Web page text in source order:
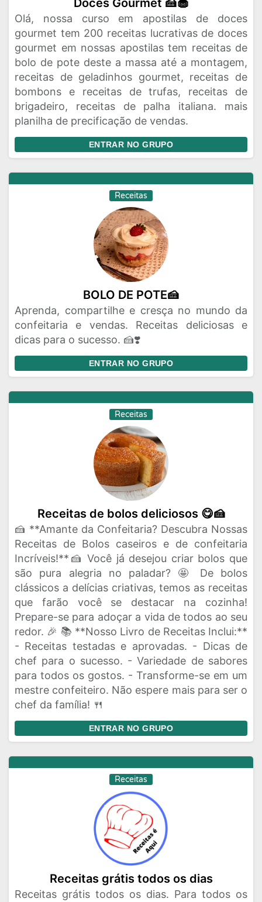
Doces Gourmet 🍰🧁
Olá, nossa curso em apostilas de doces
gourmet tem 200 receitas lucrativas de doces
gourmet em nossas apostilas tem receitas de
bolo de pote deste a massa até a montagem,
receitas de geladinhos gourmet, receitas de
bombons e receitas de trufas, receitas de
brigadeiro, receitas de palha italiana. mais
planilha de precificação de vendas.
ENTRAR NO GRUPO
Receitas
BOLO DE POTE🍰
Aprenda, compartilhe e cresça no mundo da
confeitaria e vendas. Receitas deliciosas e
dicas para o sucesso. 🍰❣️
ENTRAR NO GRUPO
Receitas
Receitas de bolos deliciosos 😋🍰
🍰 **Amante da Confeitaria? Descubra Nossas
Receitas de Bolos caseiros e de confeitaria
Incríveis!**🍰 Você já desejou criar bolos que
são pura alegria no paladar? 🤩 De bolos
clássicos a delícias criativas, temos as receitas
que farão você se destacar na cozinha!
Prepare-se para adoçar a vida de todos ao seu
redor. 🎉 📚 **Nosso Livro de Receitas Inclui:**
- Receitas testadas e aprovadas. - Dicas de
chef para o sucesso. - Variedade de sabores
para todos os gostos. - Transforme-se em um
mestre confeiteiro. Não espere mais para ser o
chef da família! 🍴
ENTRAR NO GRUPO
Receitas
Receitas grátis todos os dias
Receitas grátis todos os dias. Para todos os